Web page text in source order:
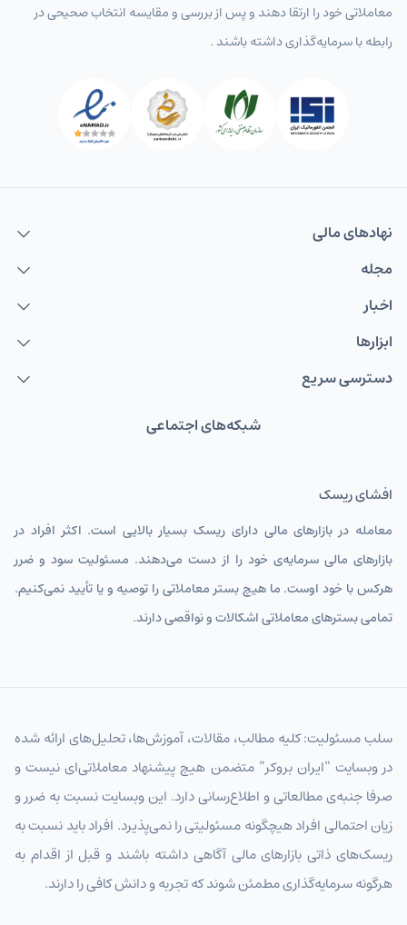
معاملاتی خود را ارتقا دهند و پس از بررسی و مقایسه انتخاب‌ صحیحی در
رابطه با سرمایه‌گذاری داشته باشند .
نهاد‌های مالی
مجله
اخبار
ابزارها
دسترسی سریع
شبکه‌های اجتماعی
افشای ریسک
معامله در بازارهای مالی دارای ریسک بسیار بالایی است. اکثر افراد در
بازارهای مالی سرمایه‌ی خود را از دست می‌دهند. مسئولیت سود و ضرر
هرکس با خود اوست. ما هیچ بستر معاملاتی را توصیه و یا تأیید نمی‌کنیم.
تمامی بسترهای معاملاتی اشکالات و نواقصی دارند.
سلب مسئولیت: کلیه مطالب، مقالات، آموزش‌ها، تحلیل‌های ارائه شده
در وبسایت “ایران بروکر” متضمن هیچ پیشنهاد معاملاتی‌ای نیست و
صرفا جنبه‌ی مطالعاتی و اطلاع‌رسانی دارد. این وبسایت نسبت به ضرر و
زیان احتمالی افراد هیچگونه مسئولیتی را نمی‌پذیرد. افراد باید نسبت به
ریسک‌های ذاتی بازارهای مالی آگاهی داشته باشند و قبل از اقدام به
هرگونه سرمایه‌گذاری مطمئن شوند که تجربه و دانش کافی را دارند.